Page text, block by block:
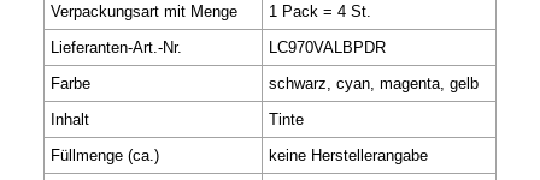
Verpackungsart mit Menge
1 Pack = 4 St.
Lieferanten-Art.-Nr.
LC970VALBPDR
Farbe
schwarz, cyan, magenta, gelb
Inhalt
Tinte
Füllmenge (ca.)
keine Herstellerangabe